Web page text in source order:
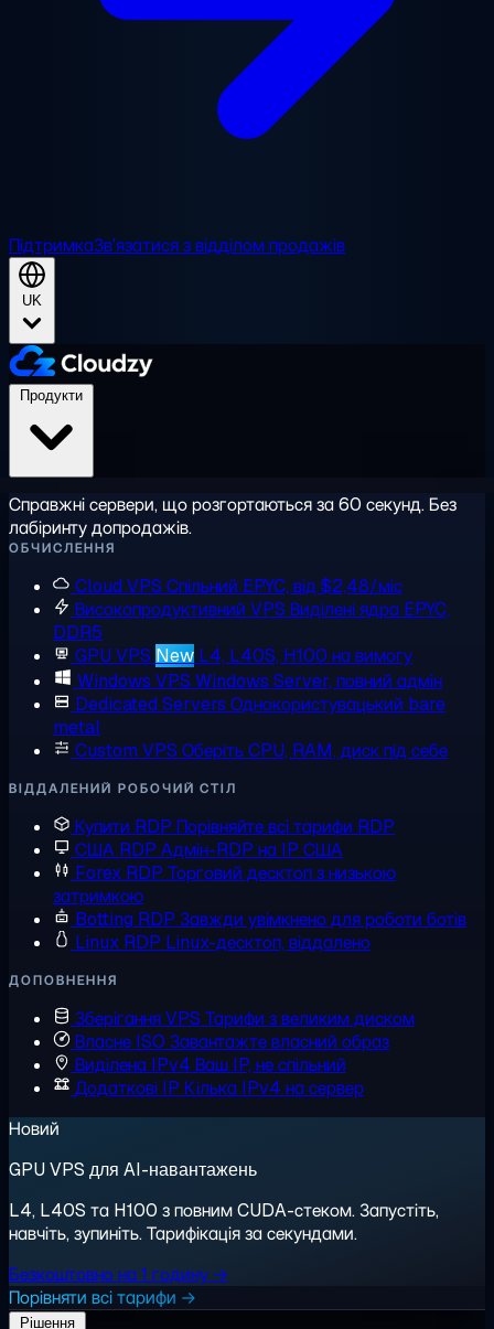
ПідтримкаЗв'язатися з відділом продажів
UK
Справжні сервери, що розгортаються за 60 секунд. Без
лабіринту допродажів.
ОБЧИСЛЕННЯ
Cloud VPS Спільний EPYC, від $2,48/міс
Високопродуктивний VPS Виділені ядра EPYC,
DDR5
GPU VPS New L4, L40S, H100 на вимогу
Windows VPS Windows Server, повний адмін
Dedicated Servers Однокористувацький bare
metal
Custom VPS Оберіть CPU, RAM, диск під себе
ВІДДАЛЕНИЙ РОБОЧИЙ СТІЛ
Купити RDP Порівняйте всі тарифи RDP
США RDP Адмін-RDP на IP США
Forex RDP Торговий десктоп з низькою
затримкою
Botting RDP Завжди увімкнено для роботи ботів
Linux RDP Linux-десктоп, віддалено
ДОПОВНЕННЯ
Зберігання VPS Тарифи з великим диском
Власне ISO Завантажте власний образ
Виділена IPv4 Ваш IP, не спільний
Додаткові IP Кілька IPv4 на сервер
Новий
GPU VPS для AI-навантажень
L4, L40S та H100 з повним CUDA-стеком. Запустіть,
навчіть, зупиніть. Тарифікація за секундами.
Безкоштовно на 1 годину →
Порівняти всі тарифи →